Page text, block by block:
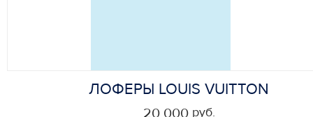
ЛОФЕРЫ LOUIS VUITTON
20 000 руб.